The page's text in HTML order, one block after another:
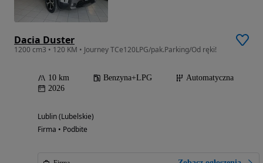
Dacia Duster
1200 cm3 • 120 KM • Journey TCe120LPG/pak.Parking/Od ręki!
10 km Benzyna+LPG
Automatyczna
2026
Lublin (Lubelskie)
Firma • Podbite